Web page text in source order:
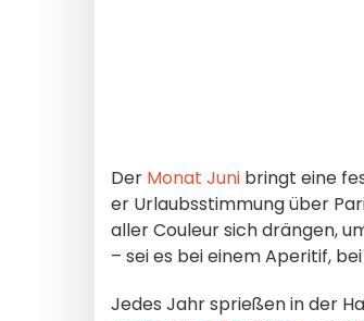
Der Monat Juni bringt eine
er Urlaubsstimmung über
aller Couleur sich drängen,
– sei es bei einem Aperitif,
Jedes Jahr sprießen in der